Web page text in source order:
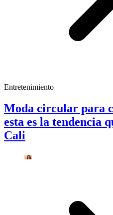
Entretenimiento
Moda circular para
esta es la tendencia
Cali